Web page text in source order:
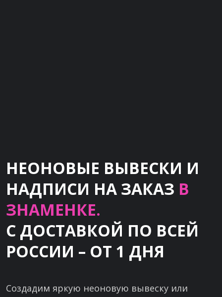
НЕОНОВЫЕ ВЫВЕСКИ И
НАДПИСИ НА ЗАКАЗ В
ЗНАМЕНКЕ.
С ДОСТАВКОЙ ПО ВСЕЙ
РОССИИ – ОТ 1 ДНЯ
Создадим яркую неоновую вывеску или